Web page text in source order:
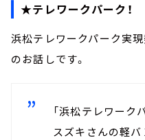
★テレワークパーク！
浜松テレワークパーク実
のお話しです。
「浜松テレワーク
スズキさんの軽バ